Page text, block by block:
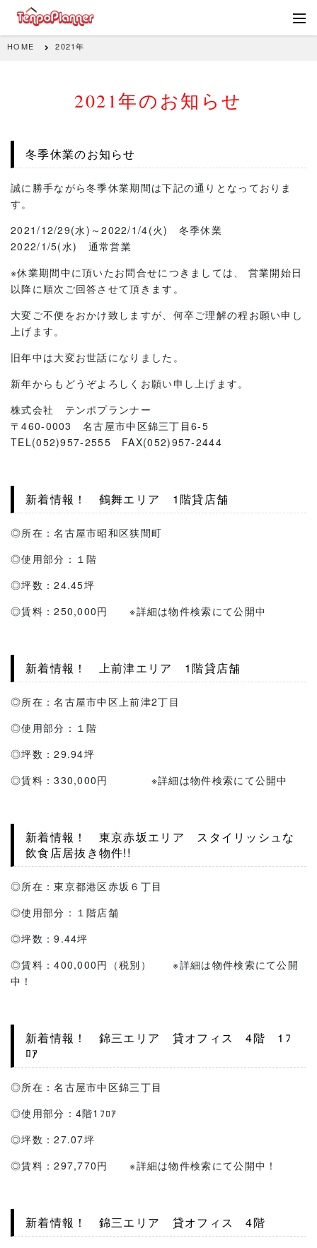
HOME 2021年
2021年のお知らせ
冬季休業のお知らせ
誠に勝手ながら冬季休業期間は下記の通りとなっておりま
す。
2021/12/29(水)～2022/1/4(火) 冬季休業
2022/1/5(水) 通常営業
※休業期間中に頂いたお問合せにつきましては、 営業開始日
以降に順次ご回答させて頂きます。
大変ご不便をおかけ致しますが、何卒ご理解の程お願い申し
上げます。
旧年中は大変お世話になりました。
新年からもどうぞよろしくお願い申し上げます。
株式会社 テンポプランナー
〒460-0003 名古屋市中区錦三丁目6-5
TEL(052)957-2555 FAX(052)957-2444
新着情報！ 鶴舞エリア 1階貸店舗
◎所在：名古屋市昭和区狭間町
◎使用部分：１階
◎坪数：24.45坪
◎賃料：250,000円 ※詳細は物件検索にて公開中
新着情報！ 上前津エリア 1階貸店舗
◎所在：名古屋市中区上前津2丁目
◎使用部分：１階
◎坪数：29.94坪
◎賃料：330,000円 ※詳細は物件検索にて公開中
新着情報！ 東京赤坂エリア スタイリッシュな
飲食店居抜き物件!!
◎所在：東京都港区赤坂６丁目
◎使用部分：１階店舗
◎坪数：9.44坪
◎賃料：400,000円（税別） ※詳細は物件検索にて公開
中！
新着情報！ 錦三エリア 貸オフィス 4階 1ﾌ
ﾛｱ
◎所在：名古屋市中区錦三丁目
◎使用部分：4階1ﾌﾛｱ
◎坪数：27.07坪
◎賃料：297,770円 ※詳細は物件検索にて公開中！
新着情報！ 錦三エリア 貸オフィス 4階